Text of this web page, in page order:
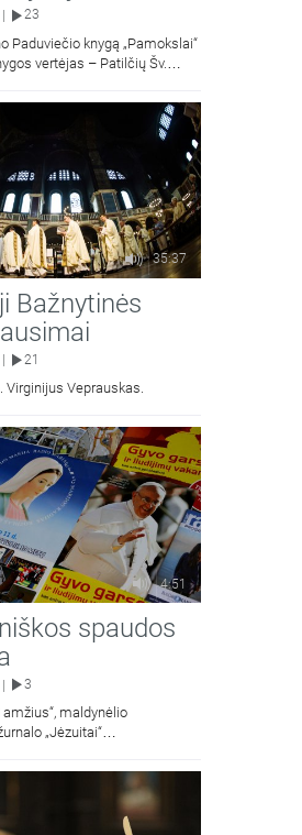
23
Paduviečio knygą „Pamokslai“
vertėjas – Patilčių Šv.
dr. Algirdas Petras
35:37
Bažnytinės
21
Virginijus Veprauskas.
4:51
spaudos
| 3
amžius“, maldynėlio
„Jėzuitai“